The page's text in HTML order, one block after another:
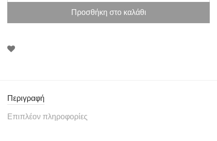
Προσθήκη στο καλάθι
Περιγραφή
Επιπλέον πληροφορίες